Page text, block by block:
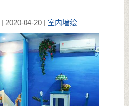
| 2020-04-20 | 室内墙绘